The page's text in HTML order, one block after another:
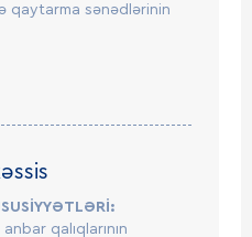
qaytarma sənədlərinin
qalıqlarının